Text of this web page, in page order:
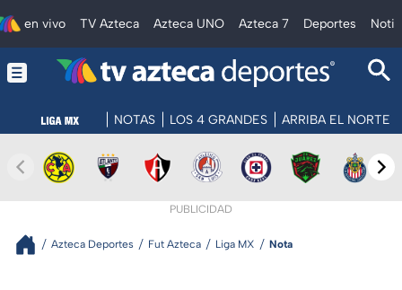
en vivo TV Azteca Azteca UNO Azteca 7 Deportes
NOTAS LOS 4 GRANDES ARRIBA EL NORTE
PUBLICIDAD
Azteca Deportes Fut Azteca Liga MX Nota